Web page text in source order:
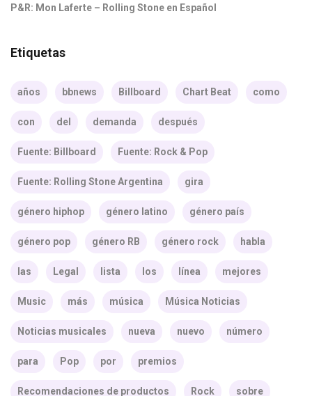
P&R: Mon Laferte – Rolling Stone en Español
Etiquetas
años bbnews Billboard Chart Beat como
con del demanda después
Fuente: Billboard Fuente: Rock & Pop
Fuente: Rolling Stone Argentina gira
género hiphop género latino género país
género pop género RB género rock habla
las Legal lista los línea mejores
Music más música Música Noticias
Noticias musicales nueva nuevo número
para Pop por premios
Recomendaciones de productos Rock sobre